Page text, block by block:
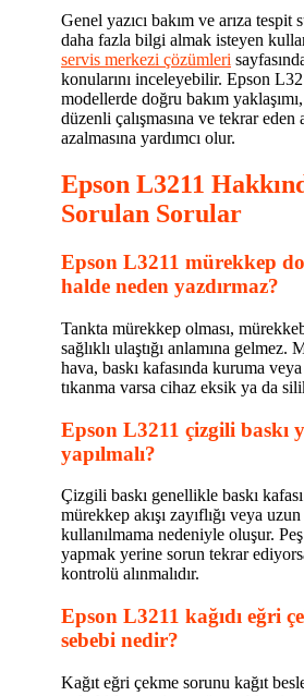
Genel yazıcı bakım ve arıza tespit
daha fazla bilgi almak isteyen
servis merkezi çözümleri
konularını inceleyebilir. Epson
modellerde doğru bakım
düzenli çalışmasına ve tekrar eden
azalmasına yardımcı olur.
Epson L3211
Sorulan Sorular
Epson L3211 mürekkep
halde neden yazdırmaz?
Tankta mürekkep olması,
sağlıklı ulaştığı anlamına gelmez.
hava, baskı kafasında kuruma
tıkanma varsa cihaz eksik ya da
Epson L3211 çizgili baskı
yapılmalı?
Çizgili baskı genellikle baskı kafası
mürekkep akışı zayıflığı veya
kullanılmama nedeniyle oluşur.
yapmak yerine sorun tekrar
kontrolü alınmalıdır.
Epson L3211 kağıdı eğri
sebebi nedir?
Kağıt eğri çekme sorunu kağıt